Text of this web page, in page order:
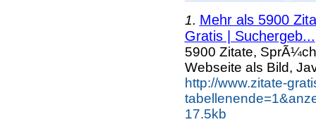
1. Mehr als 5900
Gratis | Suchergeb...
5900 Zitate,
Webseite als Bild,
http://www.zitate-
17.5kb